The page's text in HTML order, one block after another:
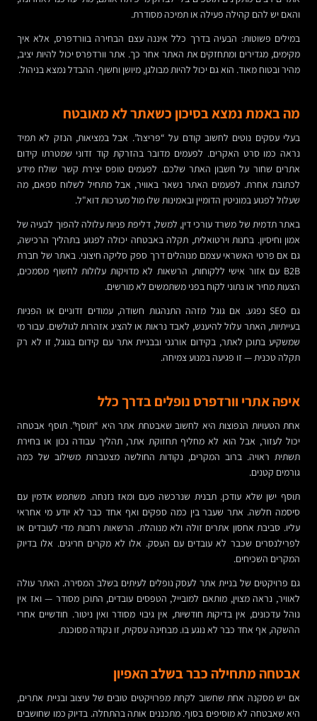
והאם יש להם קהילה פעילה או תמיכה מסודרת.
במילים פשוטות: הבעיה בדרך כלל איננה עצם הבחירה בוורדפרס, אלא איך
מקימים, מגדירים ומתחזקים את האתר אחר כך. אתר וורדפרס יכול להיות יציב,
מהיר ובטוח מאוד. הוא גם יכול להיות מבולגן, מיושן וחשוף. ההבדל נמצא בניהול.
מה באמת נמצא בסיכון כשאתר לא מאובטח
בעלי עסקים נוטים לחשוב קודם על “פריצה”. אבל במציאות, הנזק לא תמיד
נראה כמו סרט האקרים. לפעמים מדובר בהזרקת קוד זדוני שמטרתו קידום
אתרים שחור על חשבון האתר שלכם. לפעמים טופס יצירת קשר שולח מידע
לכתובת אחרת. לפעמים האתר נשאר באוויר, אבל מתחיל לשלוח ספאם, מה
שעלול לפגוע במוניטין הדומיין ובאמינות שלו מול מערכות דוא"ל.
באתר תדמית של משרד עורכי דין, למשל, דליפת פניות עלולה להפוך לבעיה של
אמון וחיסיון. בחנות וירטואלית, תקלה באבטחה יכולה לפגוע בתהליך הרכישה,
גם אם פרטי האשראי עצמם מנוהלים דרך ספק סליקה חיצוני. באתר של חברת
B2B עם אזור אישי ללקוחות, הרשאות לא מדויקות עלולות לחשוף מסמכים,
הצעות מחיר או נתוני לקוח בפני משתמשים לא מורשים.
גם SEO נפגע. אם גוגל מזהה התנהגות חשודה, עמודים זדוניים או הפניות
בעייתיות, האתר עלול להיענש, לאבד נראות או להציג אזהרות לגולשים. עבור מי
שמשקיע בתוכן לאתר, בקידום אורגני ובבניית אתר עם קידום בגוגל, זו לא רק
תקלה טכנית — זו פגיעה במנוע צמיחה.
איפה אתרי וורדפרס נופלים בדרך כלל
אחת הטעויות הנפוצות היא לחשוב שאבטחת אתר היא “תוסף”. תוסף אבטחה
יכול לעזור, אבל הוא לא מחליף תחזוקת אתר, תהליך עבודה נכון או בחירת
תשתית ראויה. ברוב המקרים, נקודות החולשה מצטברות משילוב של כמה
גורמים קטנים.
תוסף ישן שלא עודכן. תבנית שנרכשה פעם ומאז נזנחה. משתמש אדמין עם
סיסמה חלשה. אתר שעבר בין כמה ספקים ואף אחד כבר לא יודע מי אחראי
עליו. סביבת אחסון אתרים זולה ולא מנוהלת. הרשאות רחבות מדי לעובדים או
לפרילנסרים שכבר לא עובדים עם העסק. אלו לא מקרים חריגים. אלו בדיוק
המקרים השכיחים.
גם פרויקטים של בניית אתר לעסק נופלים לעיתים בשלב המסירה. האתר עולה
לאוויר, נראה מצוין, מותאם למובייל, הטפסים עובדים, התוכן מסודר — ואז אין
נוהל עדכונים, אין בדיקות חודשיות, אין גיבוי מסודר ואין ניטור. חודשיים אחרי
ההשקה, אף אחד כבר לא נוגע בו. מבחינה עסקית, זו נקודה מסוכנת.
אבטחה מתחילה כבר בשלב האפיון
אם יש מסקנה אחת שחשוב לקחת מפרויקטים טובים של עיצוב ובניית אתרים,
היא שאבטחה לא מוסיפים בסוף. מתכננים אותה בהתחלה. בדיוק כמו שחושבים